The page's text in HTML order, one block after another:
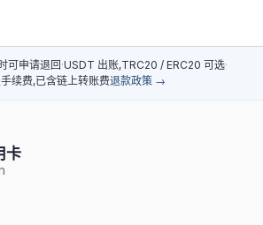
可申请退回·USDT 出账,TRC20 / ERC20 可选·
续费,已含链上转账费退款政策 →
卡